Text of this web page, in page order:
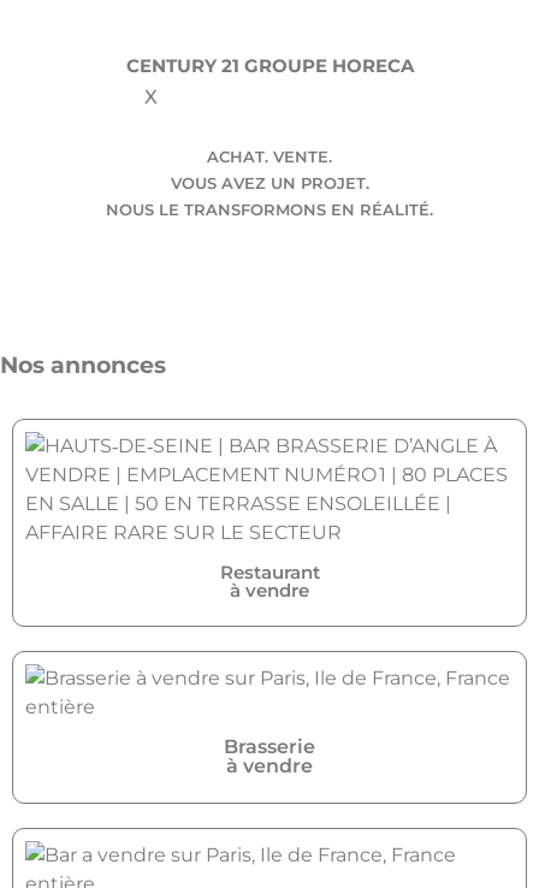
X
CENTURY 21 GROUPE HORECA
ACHAT. VENTE.
VOUS AVEZ UN PROJET.
NOUS LE TRANSFORMONS EN RÉALITÉ.
Nos annonces
Restaurant
à vendre
Brasserie
à vendre